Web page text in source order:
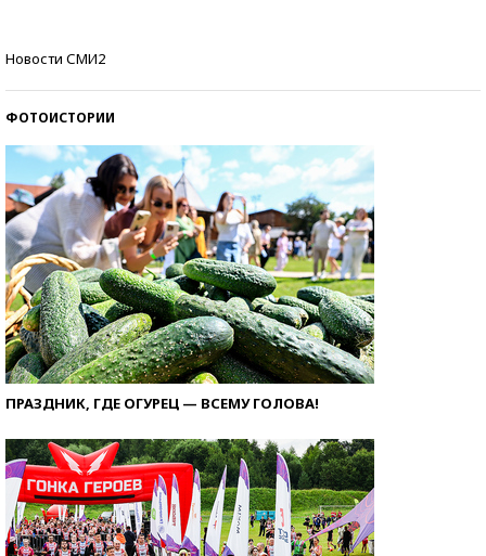
Новости СМИ2
ФОТОИСТОРИИ
ПРАЗДНИК, ГДЕ ОГУРЕЦ — ВСЕМУ ГОЛОВА!